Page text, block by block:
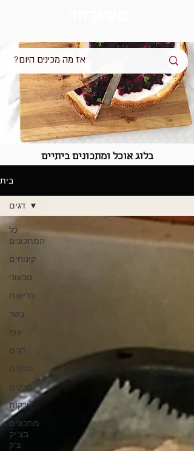
בלוג אוכל ומתכונים ביתיים
בית
כל
המתכונים
קינוחים
טבעוני
בריאות
בשר
עוף
דגים
סלטים
מרקים
ירקות
מתכונים
בצ'יק
צ'ק
דגים